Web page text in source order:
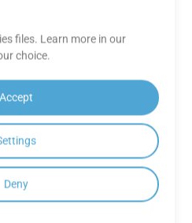
εφαρμογές
Cloud Free;
υποστήριξη για τους
σε ερωτήσεις που
GroupDocs.Conversion
το δικό μου
τη μετατροπή
σε JPG σε Go;
files. Learn more in our
choice.
Accept
Deny